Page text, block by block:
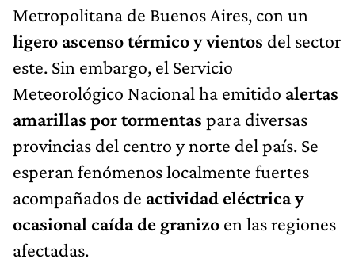
Metropolitana de Buenos Aires, con un
ligero ascenso térmico y vientos del sector
este. Sin embargo, el Servicio
Meteorológico Nacional ha emitido alertas
amarillas por tormentas para diversas
provincias del centro y norte del país. Se
esperan fenómenos localmente fuertes
acompañados de actividad eléctrica y
ocasional caída de granizo en las regiones
afectadas.